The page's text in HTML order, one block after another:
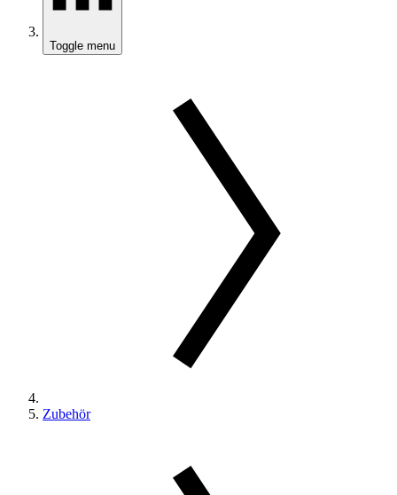
Toggle menu
Zubehör